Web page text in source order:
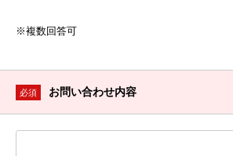
※複数回答可
必須 お問い合わせ内容